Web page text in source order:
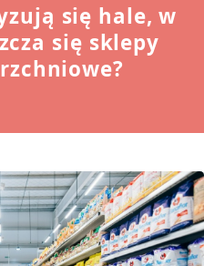
się hale, w
się sklepy